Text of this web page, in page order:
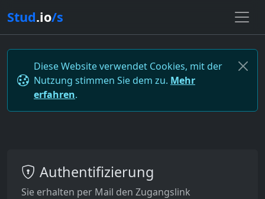
Stud.io/s
Diese Website verwendet Cookies, mit der
Nutzung stimmen Sie dem zu. Mehr
erfahren.
Authentifizierung
Sie erhalten per Mail den Zugangslink